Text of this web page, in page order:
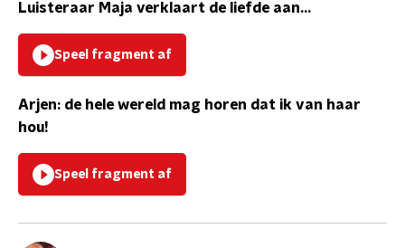
Luisteraar Maja verklaart de liefde aan...
Speel fragment af
Arjen: de hele wereld mag horen dat ik van haar
hou!
Speel fragment af